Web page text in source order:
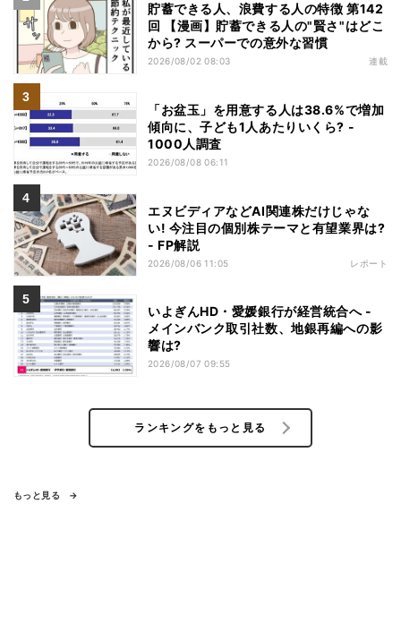
貯蓄できる人、浪費する人の特徴 第142
回 【漫画】貯蓄できる人の"賢さ"はどこ
から? スーパーでの意外な習慣
2026/08/02 08:03 連載
「お盆玉」を用意する人は38.6%で増加
傾向に、子ども1人あたりいくら? -
1000人調査
2026/08/08 06:11
エヌビディアなどAI関連株だけじゃな
い! 今注目の個別株テーマと有望業界は?
- FP解説
2026/08/06 11:05 レポート
いよぎんHD・愛媛銀行が経営統合へ -
メインバンク取引社数、地銀再編への影
響は?
2026/08/07 09:55
ランキングをもっと見る
もっと見る